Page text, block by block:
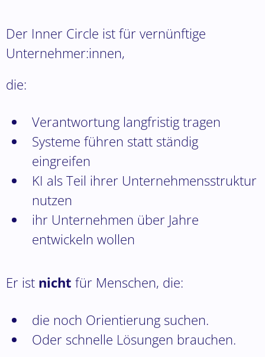
Der Inner Circle ist für vernünftige
Unternehmer:innen,
die:
Verantwortung langfristig tragen
Systeme führen statt ständig
eingreifen
KI als Teil ihrer Unternehmensstruktur
nutzen
ihr Unternehmen über Jahre
entwickeln wollen
Er ist nicht für Menschen, die:
die noch Orientierung suchen.
Oder schnelle Lösungen brauchen.